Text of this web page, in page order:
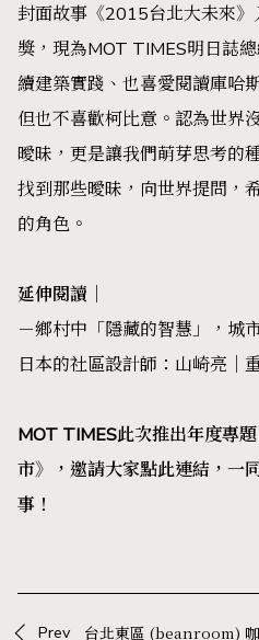
封面故事《2015台北大未來
獎，現為MOT TIMES明日誌
續建築實踐、也喜愛閱讀庫哈
但也不喜歡柯比意。認為世界
曖昧，更是讓我們萌芽思考的
找到那些曖昧，向世界提問，
的角色。
延伸閱讀｜
－鄉村中「隱藏的智慧」，城
日本的社區設計師：山崎亮｜
MOT TIMES此次推出年度專
市》，邀請大家點此連結 ，一
事！
Prev